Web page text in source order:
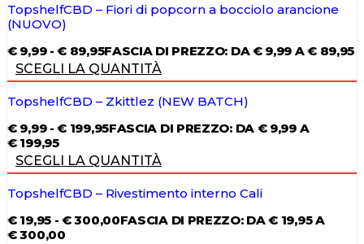
TopshelfCBD – Fiori di popcorn a bocciolo arancione
(NUOVO)
€9,99 - € 89,95FASCIA DI PREZZO: DA € 9,99 A € 89,95
SCEGLI LA QUANTITÀ
TopshelfCBD – Zkittlez (NEW BATCH)
€9,99 - € 199,95FASCIA DI PREZZO: DA € 9,99 A
€ 199,95
SCEGLI LA QUANTITÀ
TopshelfCBD – Rivestimento interno Cali
€19,95 - €300,00FASCIA DI PREZZO: DA € 19,95 A
€ 300,00